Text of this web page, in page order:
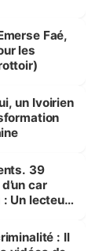
Faé,
les
un Ivoirien
39
car
Un lecteur
: Il